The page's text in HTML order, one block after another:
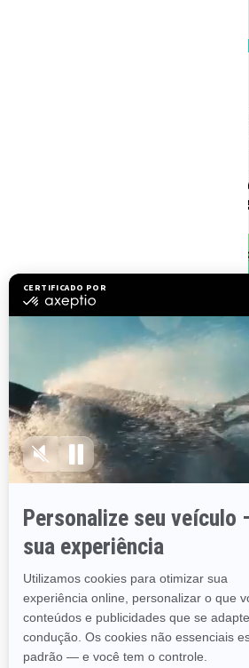
Vídeo de
Sea-Doo
No momento,
disponível apenas
Vídeo de
Recursos
Explorar Sea-Doo
Precisa de ajuda?
Carreiras
BRP
Inscreva-se em nossos e-mails.
eventos e
Assine